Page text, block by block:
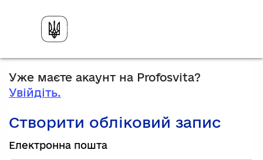
Уже маєте акаунт на Profosvita?
Увійдіть.
Створити обліковий запис
Електронна пошта